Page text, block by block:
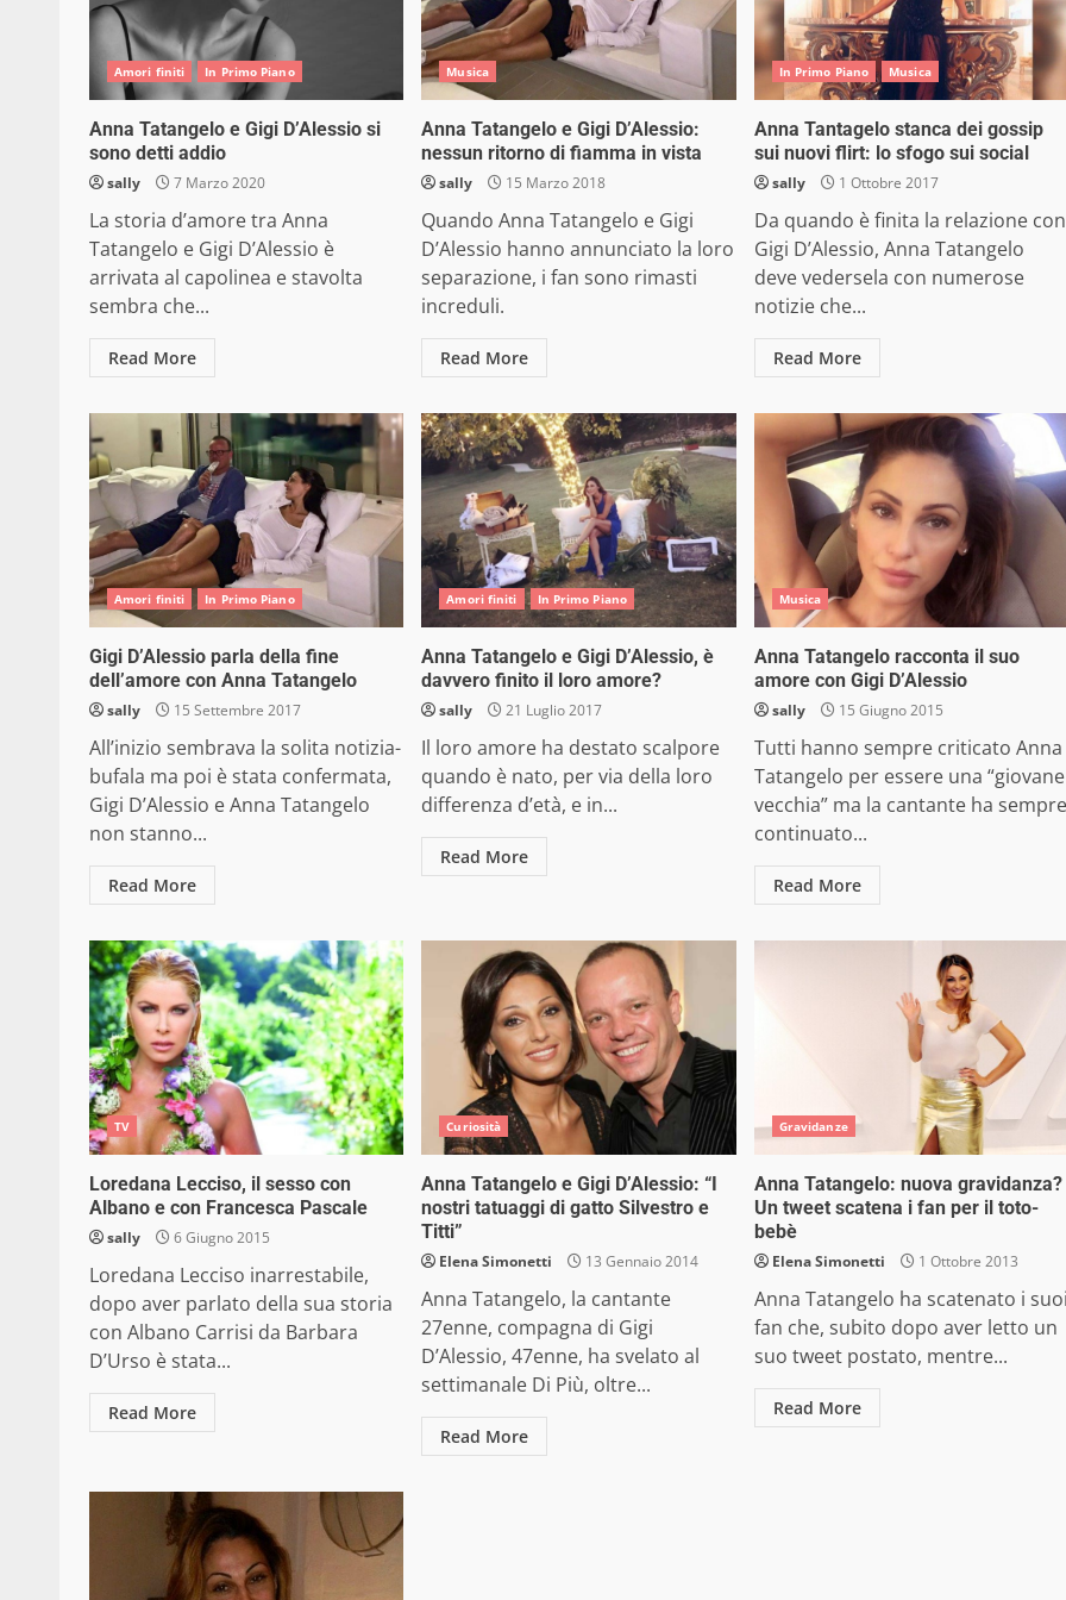
Amori finiti In Primo Piano
Anna Tatangelo e Gigi D’Alessio si
sono detti addio
sally 7 Marzo 2020
La storia d’amore tra Anna
Tatangelo e Gigi D’Alessio è
arrivata al capolinea e stavolta
sembra che...
Read More
Musica
Anna Tatangelo e Gigi D’Alessio:
nessun ritorno di fiamma in vista
sally 15 Marzo 2018
Quando Anna Tatangelo e Gigi
D’Alessio hanno annunciato la loro
separazione, i fan sono rimasti
increduli.
Read More
In Primo Piano Musica
Anna Tantagelo stanca dei gossip
sui nuovi flirt: lo sfogo sui social
sally 1 Ottobre 2017
Da quando è finita la relazione con
Gigi D’Alessio, Anna Tatangelo
deve vedersela con numerose
notizie che...
Read More
Amori finiti In Primo Piano
Gigi D’Alessio parla della fine
dell’amore con Anna Tatangelo
sally 15 Settembre 2017
All’inizio sembrava la solita notizia-
bufala ma poi è stata confermata,
Gigi D’Alessio e Anna Tatangelo
non stanno...
Read More
Amori finiti In Primo Piano
Anna Tatangelo e Gigi D’Alessio, è
davvero finito il loro amore?
sally 21 Luglio 2017
Il loro amore ha destato scalpore
quando è nato, per via della loro
differenza d’età, e in...
Read More
Musica
Anna Tatangelo racconta il suo
amore con Gigi D’Alessio
sally 15 Giugno 2015
Tutti hanno sempre criticato Anna
Tatangelo per essere una “giovane
vecchia” ma la cantante ha sempre
continuato...
Read More
TV
Loredana Lecciso, il sesso con
Albano e con Francesca Pascale
sally 6 Giugno 2015
Loredana Lecciso inarrestabile,
dopo aver parlato della sua storia
con Albano Carrisi da Barbara
D’Urso è stata...
Read More
Curiosità
Anna Tatangelo e Gigi D’Alessio: “I
nostri tatuaggi di gatto Silvestro e
Titti”
Elena Simonetti 13 Gennaio 2014
Anna Tatangelo, la cantante
27enne, compagna di Gigi
D’Alessio, 47enne, ha svelato al
settimanale Di Più, oltre...
Read More
Gravidanze
Anna Tatangelo: nuova gravidanza?
Un tweet scatena i fan per il toto-
bebè
Elena Simonetti 1 Ottobre 2013
Anna Tatangelo ha scatenato i
fan che, subito dopo aver letto un
suo tweet postato, mentre...
Read More